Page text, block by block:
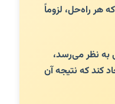
هر راه‌حل، لزوماً
نظر می‌رسد،
کند که نتیجه آن